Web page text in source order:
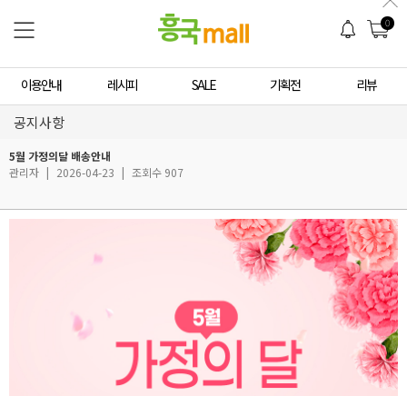
0
이용안내 레시피 SALE 기획전 리뷰
공지사항
5월 가정의달 배송안내
관리자 | 2026-04-23 | 조회수 907